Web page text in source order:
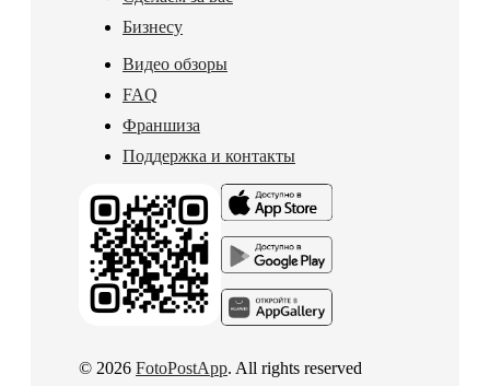
Бизнесу
Видео обзоры
FAQ
Франшиза
Поддержка и контакты
© 2026 FotoPostApp. All rights reserved